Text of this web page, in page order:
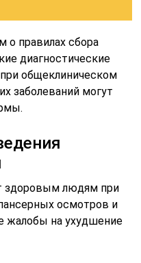
правилах сбора
диагностические
общеклиническом
заболеваний могут
здоровым людям при
осмотров и
жалобы на ухудшение